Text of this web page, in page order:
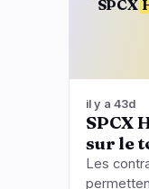
SPCX
il y a 43d
SPCX
sur le
Les